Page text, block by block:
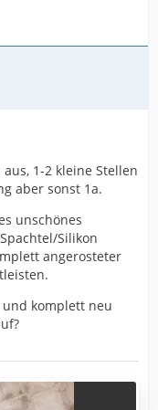
1-2 kleine Stellen
aber sonst 1a.
unschönes
Silikon
angerosteter
und komplett neu